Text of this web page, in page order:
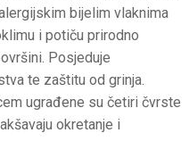
bijelim vlaknima
i potiču prirodno
Posjeduje
te zaštitu od grinja.
ugrađene su četiri čvrste
okretanje i